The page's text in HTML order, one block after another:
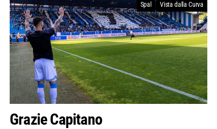
Spal Vista dalla Curva
Grazie Capitano